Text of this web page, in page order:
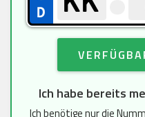
Ich habe bereits
Ich benötige nur die